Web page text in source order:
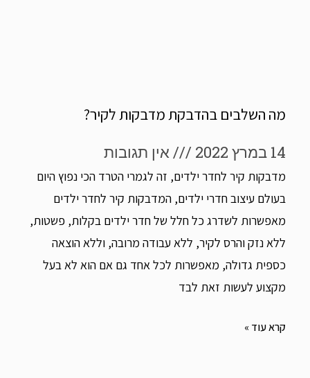
מה השלבים בהדבקת מדבקות לקיר?
14 במרץ 2022 אין תגובות
מדבקות קיר לחדר ילדים, זה לגמרי הטרד הכי נפוץ היום
בעולם עיצוב חדרי ילדים, המדבקות קיר לחדר ילדים
מאפשרות לשדרג כל חלל של חדר ילדים בקלות, פשטות,
ללא נזק והרס לקיר, ללא עבודה מרובה, וללא הוצאה
כספית גדולה, מאפשרות לכל אחד גם אם הוא לא בעל
מקצוע לעשות זאת לבד
קרא עוד »